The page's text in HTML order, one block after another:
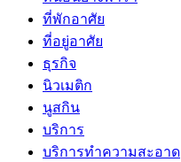
ที่พักอาศัย
ที่อยู่อาศัย
ธุรกิจ
นิวเมติก
นูสกิน
บริการ
บริการทำความสะอาด